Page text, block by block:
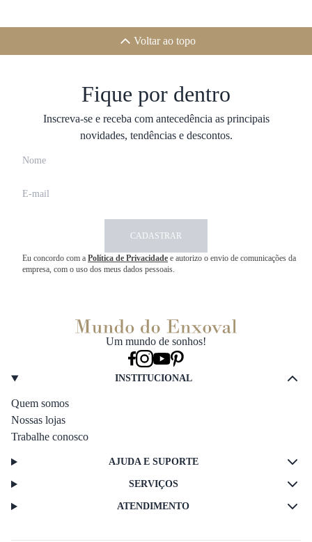
Voltar ao topo
Fique por dentro
Inscreva-se e receba com antecedência as principais
novidades, tendências e descontos.
CADASTRAR
Eu concordo com a Política de Privacidade e autorizo o envio de comunicações da
empresa, com o uso dos meus dados pessoais.
Um mundo de sonhos!
INSTITUCIONAL
Quem somos
Nossas lojas
Trabalhe conosco
AJUDA E SUPORTE
SERVIÇOS
ATENDIMENTO